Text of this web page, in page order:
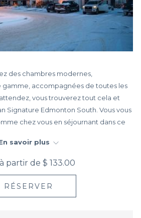
des chambres modernes,
accompagnées de toutes les
vous trouverez tout cela et
Signature Edmonton South. Vous vous
chez vous en séjournant dans ce
vous n'êtes qu'à 15 minutes en
de l'aéroport international
de commodités vous laissera plus
à notre centre de remise en forme
savoir plus
partir de $ 133.00
RÉSERVER